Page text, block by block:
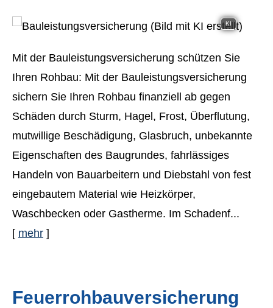
KI
Mit der Bauleistungsversicherung schützen Sie
Ihren Rohbau: Mit der Bauleistungsversicherung
sichern Sie Ihren Rohbau finanziell ab gegen
Schäden durch Sturm, Hagel, Frost, Überflutung,
mutwillige Beschädigung, Glasbruch, unbekannte
Eigenschaften des Baugrundes, fahrlässiges
Handeln von Bauarbeitern und Diebstahl von fest
eingebautem Material wie Heizkörper,
Waschbecken oder Gastherme. Im Schadenf...
[ mehr ]
Feuerrohbauversicherung